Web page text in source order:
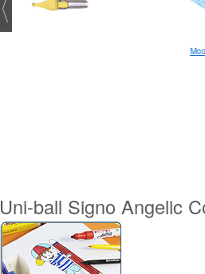
Uni-ball Signo Angelic